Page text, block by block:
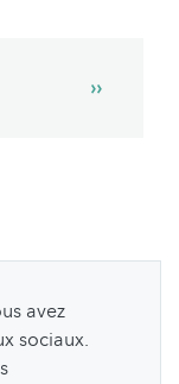
Next
››
avez
sociaux.